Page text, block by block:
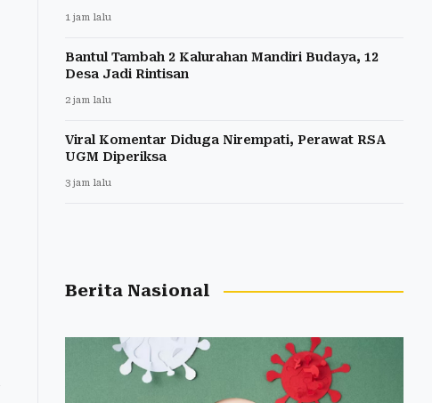
1 jam lalu
Bantul Tambah 2 Kalurahan Mandiri Budaya, 12
Desa Jadi Rintisan
2 jam lalu
Viral Komentar Diduga Nirempati, Perawat RSA
UGM Diperiksa
3 jam lalu
Berita Nasional